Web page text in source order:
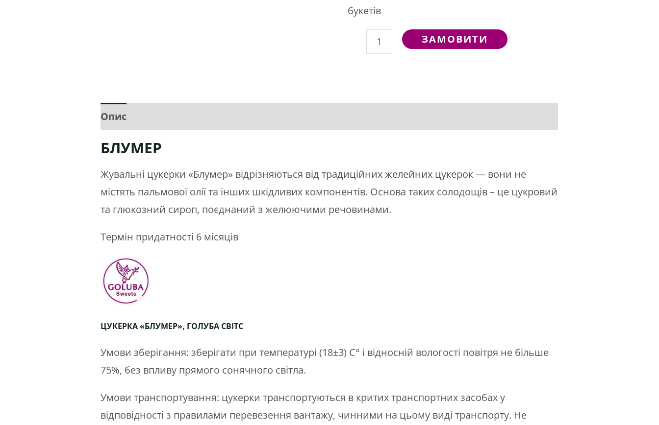
букетів
ЗАМОВИТИ
Опис
БЛУМЕР
Жувальні цукерки «Блумер» відрізняються від традиційних желейних цукерок — вони не
містять пальмової олії та інших шкідливих компонентів. Основа таких солодощів – це цукровий
та глюкозний сироп, поєднаний з желюючими речовинами.
Термін придатності 6 місяців
ЦУКЕРКА «БЛУМЕР», ГОЛУБА СВІТС
Умови зберігання: зберігати при температурі (18±3) С° і відносній вологості повітря не більше
75%, без впливу прямого сонячного світла.
Умови транспортування: цукерки транспортуються в критих транспортних засобах у
відповідності з правилами перевезення вантажу, чинними на цьому виді транспорту. Не